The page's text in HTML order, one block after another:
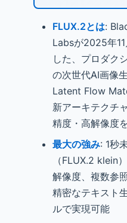
FLUX.2とは:
Labsが2025年
した、プロダク
の次世代AI画像
Latent Flow
新アーキテクチ
精度・高解像度
最大の強み: 1秒
（FLUX.2 klein
解像度、複数参
精密なテキスト
ルで実現可能